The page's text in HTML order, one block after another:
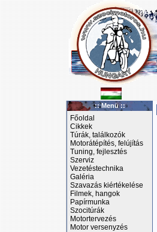
:: Menü ::
Főoldal
Cikkek
Túrák, találkozók
Motorátépítés, felújítás
Tuning, fejlesztés
Szerviz
Vezetéstechnika
Galéria
Szavazás kiértékelése
Filmek, hangok
Papírmunka
Szocitúrák
Motortervezés
Motor versenyzés